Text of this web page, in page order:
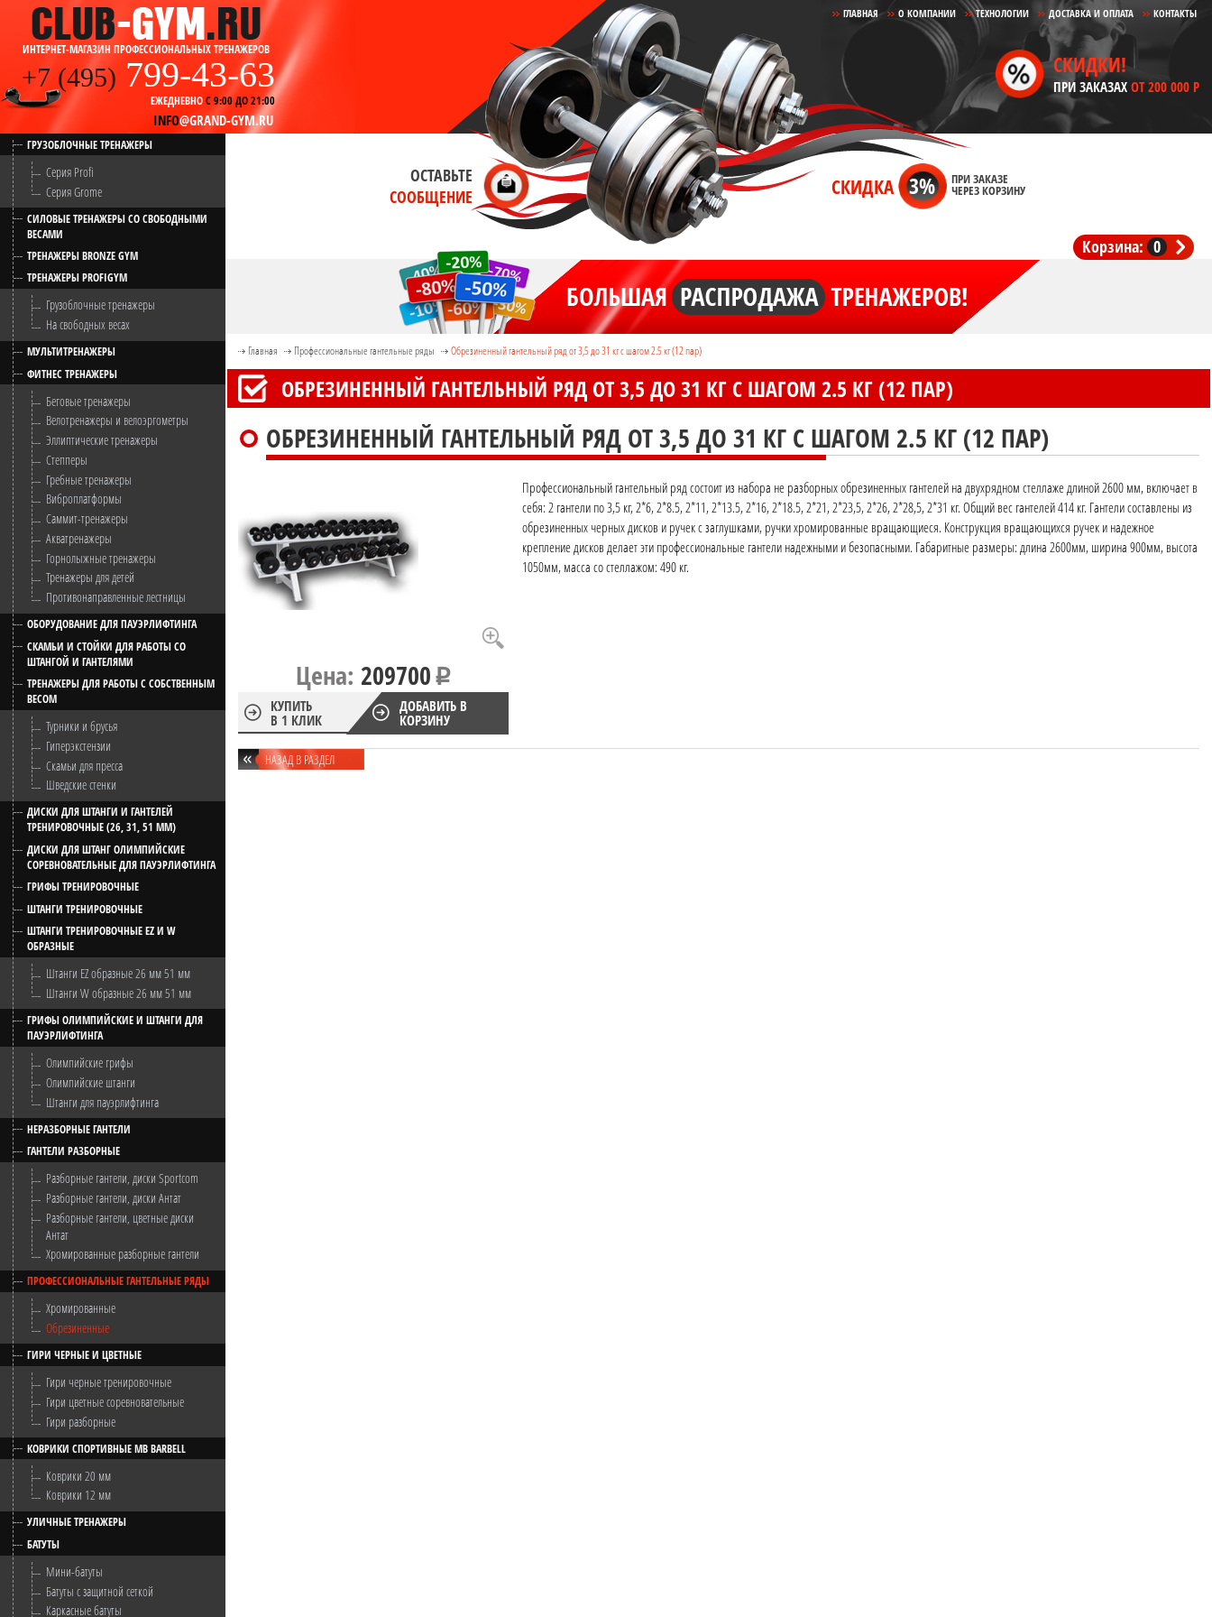
ИНТЕРНЕТ-МАГАЗИН ПРОФЕССИОНАЛЬНЫХ ТРЕНАЖЕРОВ
+7 (495) 799-43-63
ЕЖЕДНЕВНОС 9:00 ДО 21:00
INFO@GRAND-GYM.RU
ГЛАВНАЯ О КОМПАНИИ ТЕХНОЛОГИИ ДОСТАВКА И ОПЛАТА КОНТАКТЫ
СКИДКИ!
ПРИ ЗАКАЗАХОТ 200 000 Р
Корзина: 0
ГРУЗОБЛОЧНЫЕ ТРЕНАЖЕРЫ
Серия Profi
Серия Grome
СИЛОВЫЕ ТРЕНАЖЕРЫ СО СВОБОДНЫМИ
ВЕСАМИ
ТРЕНАЖЕРЫ BRONZE GYM
ТРЕНАЖЕРЫ PROFIGYM
Грузоблочные тренажеры
На свободных весах
МУЛЬТИТРЕНАЖЕРЫ
ФИТНЕС ТРЕНАЖЕРЫ
Беговые тренажеры
Велотренажеры и велоэргометры
Эллиптические тренажеры
Степперы
Гребные тренажеры
Виброплатформы
Саммит-тренажеры
Акватренажеры
Горнолыжные тренажеры
Тренажеры для детей
Противонаправленные лестницы
ОБОРУДОВАНИЕ ДЛЯ ПАУЭРЛИФТИНГА
СКАМЬИ И СТОЙКИ ДЛЯ РАБОТЫ СО
ШТАНГОЙ И ГАНТЕЛЯМИ
ТРЕНАЖЕРЫ ДЛЯ РАБОТЫ С СОБСТВЕННЫМ
ВЕСОМ
Турники и брусья
Гиперэкстензии
Скамьи для пресса
Шведские стенки
ДИСКИ ДЛЯ ШТАНГИ И ГАНТЕЛЕЙ
ТРЕНИРОВОЧНЫЕ (26, 31, 51 ММ)
ДИСКИ ДЛЯ ШТАНГ ОЛИМПИЙСКИЕ
СОРЕВНОВАТЕЛЬНЫЕ ДЛЯ ПАУЭРЛИФТИНГА
ГРИФЫ ТРЕНИРОВОЧНЫЕ
ШТАНГИ ТРЕНИРОВОЧНЫЕ
ШТАНГИ ТРЕНИРОВОЧНЫЕ EZ И W
ОБРАЗНЫЕ
Штанги EZ образные 26 мм 51 мм
Штанги W образные 26 мм 51 мм
ГРИФЫ ОЛИМПИЙСКИЕ И ШТАНГИ ДЛЯ
ПАУЭРЛИФТИНГА
Олимпийские грифы
Олимпийские штанги
Штанги для пауэрлифтинга
НЕРАЗБОРНЫЕ ГАНТЕЛИ
ГАНТЕЛИ РАЗБОРНЫЕ
Разборные гантели, диски Sportcom
Разборные гантели, диски Антат
Разборные гантели, цветные диски
Антат
Хромированные разборные гантели
ПРОФЕССИОНАЛЬНЫЕ ГАНТЕЛЬНЫЕ РЯДЫ
Хромированные
Обрезиненные
ГИРИ ЧЕРНЫЕ И ЦВЕТНЫЕ
Гири черные тренировочные
Гири цветные соревновательные
Гири разборные
КОВРИКИ СПОРТИВНЫЕ MB BARBELL
Коврики 20 мм
Коврики 12 мм
УЛИЧНЫЕ ТРЕНАЖЕРЫ
БАТУТЫ
Мини-батуты
Батуты с защитной сеткой
Каркасные батуты
ОСТАВЬТЕ
СООБЩЕНИЕ
СКИДКА 3% ПРИ ЗАКАЗЕ
ЧЕРЕЗ КОРЗИНУ
Главная Профессиональные гантельные ряды Обрезиненный гантельный ряд от 3,5 до 31 кг с шагом 2.5 кг (12 пар)
ОБРЕЗИНЕННЫЙ ГАНТЕЛЬНЫЙ РЯД ОТ 3,5 ДО 31 КГ С ШАГОМ 2.5 КГ (12 ПАР)
ОБРЕЗИНЕННЫЙ ГАНТЕЛЬНЫЙ РЯД ОТ 3,5 ДО 31 КГ С ШАГОМ 2.5 КГ (12 ПАР)
Цена: 209700
КУПИТЬ
В 1 КЛИК
ДОБАВИТЬ В
КОРЗИНУ
Профессиональный гантельный ряд состоит из набора не разборных обрезиненных гантелей на двухрядном стеллаже длиной 2600 мм, включает в
себя: 2 гантели по 3,5 кг, 2*6, 2*8.5, 2*11, 2*13.5, 2*16, 2*18.5, 2*21, 2*23,5, 2*26, 2*28,5, 2*31 кг. Общий вес гантелей 414 кг. Гантели составлены из
обрезиненных черных дисков и ручек с заглушками, ручки хромированные вращающиеся. Конструкция вращающихся ручек и надежное
крепление дисков делает эти профессиональные гантели надежными и безопасными. Габаритные размеры: длина 2600мм, ширина 900мм, высота
1050мм, масса со стеллажом: 490 кг.
НАЗАД В РАЗДЕЛ